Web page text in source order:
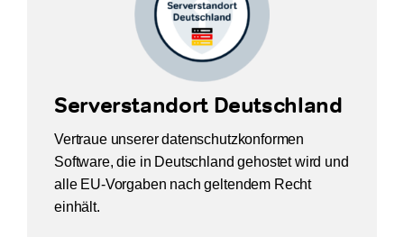
Serverstandort Deutschland
Vertraue unserer datenschutzkonformen
Software, die in Deutschland gehostet wird und
alle EU-Vorgaben nach geltendem Recht
einhält.